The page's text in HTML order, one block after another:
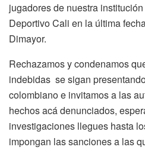
jugadores de nuestra
Deportivo Cali en la última
Dimayor.
Rechazamos y condenamos
indebidas se sigan
colombiano e invitamos a las
hechos acá denunciados,
investigaciones llegues hasta
impongan las sanciones a las